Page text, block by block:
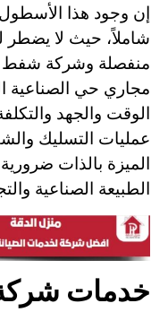
إن وجود هذا
شاملاً، حيث لا
منفصلة وشركة شفط
مجاري حي الصناعية
الوقت والجهد
عمليات التسليك
الميزة بالذات
الطبيعة الصناعية
خدمات